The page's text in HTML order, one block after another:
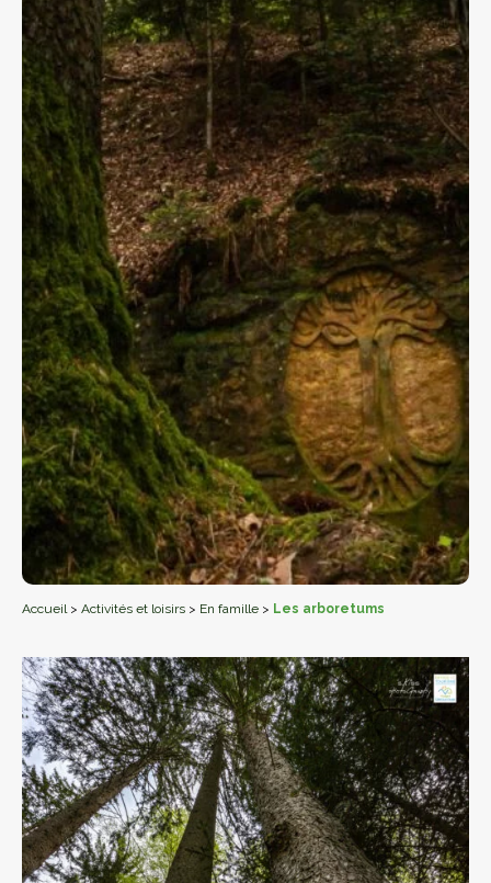
Accueil> Activités et loisirs > En famille > Les arboretums